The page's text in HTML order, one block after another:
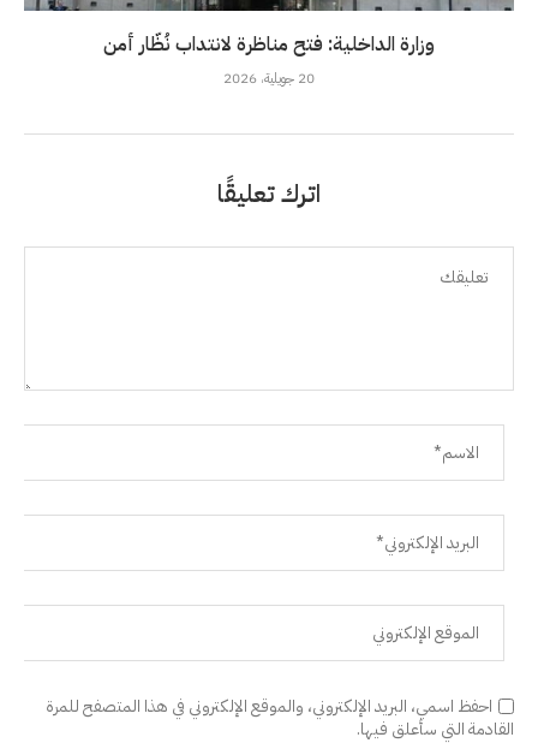
وزارة الداخلية: فتح مناظرة لانتداب نُظّار أمن
20 جويلية، 2026
اترك تعليقًا
احفظ اسمي، البريد الإلكتروني، والموقع الإلكتروني في هذا المتصفح للمرة
القادمة التي سأعلق فيها.